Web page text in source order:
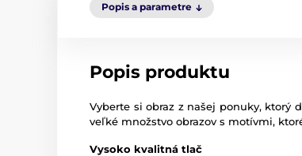
Popis a parametre
Popis produktu
Vyberte si obraz z našej ponuky, ktorý
veľké množstvo obrazov s motívmi,
Vysoko kvalitná tlač